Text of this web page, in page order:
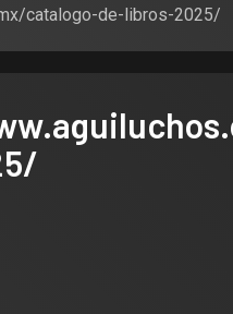
catalogo-de-libros-2025/